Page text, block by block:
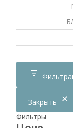
Закрыть
Фильтры